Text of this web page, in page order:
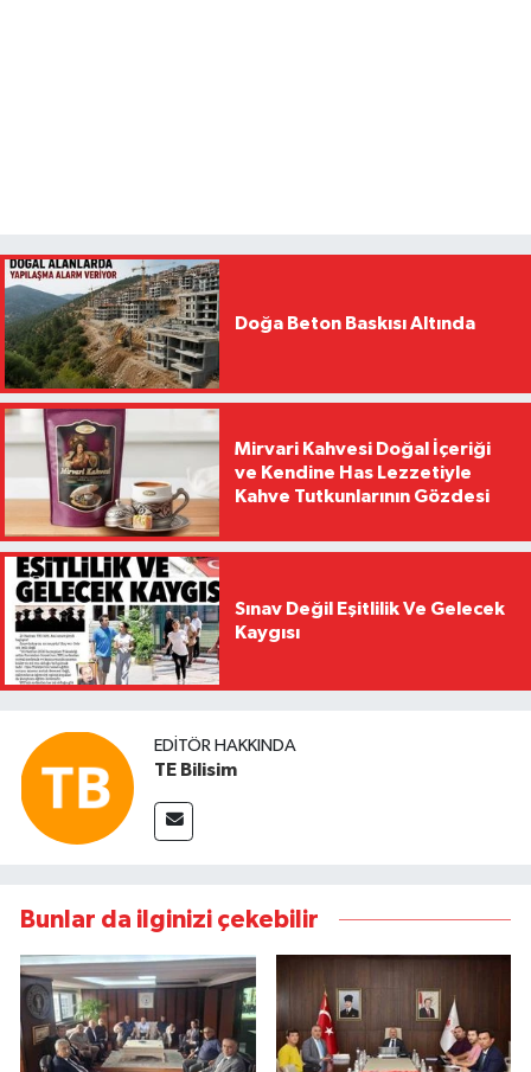
Doğa Beton Baskısı Altında
Mirvari Kahvesi Doğal İçeriği
ve Kendine Has Lezzetiyle
Kahve Tutkunlarının Gözdesi
Sınav Değil Eşitlilik Ve Gelecek
Kaygısı
EDITÖR HAKKINDA
TE Bilisim
Bunlar da ilginizi çekebilir